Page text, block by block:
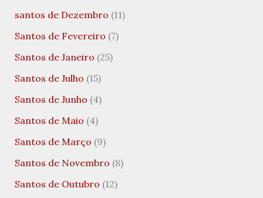
santos de Dezembro (11)
Santos de Fevereiro (7)
Santos de Janeiro (25)
Santos de Julho (15)
Santos de Junho (4)
Santos de Maio (4)
Santos de Março (9)
Santos de Novembro (8)
Santos de Outubro (12)